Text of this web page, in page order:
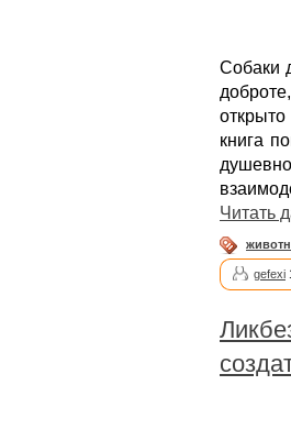
Собаки
книга
Читать
gefexi